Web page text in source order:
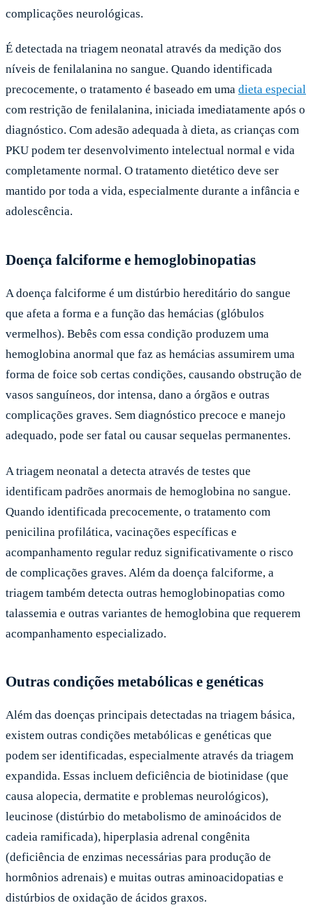
complicações neurológicas.
É detectada na triagem neonatal através da medição dos
níveis de fenilalanina no sangue. Quando identificada
precocemente, o tratamento é baseado em uma dieta especial
com restrição de fenilalanina, iniciada imediatamente após o
diagnóstico. Com adesão adequada à dieta, as crianças com
PKU podem ter desenvolvimento intelectual normal e vida
completamente normal. O tratamento dietético deve ser
mantido por toda a vida, especialmente durante a infância e
adolescência.
Doença falciforme e hemoglobinopatias
A doença falciforme é um distúrbio hereditário do sangue
que afeta a forma e a função das hemácias (glóbulos
vermelhos). Bebês com essa condição produzem uma
hemoglobina anormal que faz as hemácias assumirem uma
forma de foice sob certas condições, causando obstrução de
vasos sanguíneos, dor intensa, dano a órgãos e outras
complicações graves. Sem diagnóstico precoce e manejo
adequado, pode ser fatal ou causar sequelas permanentes.
A triagem neonatal a detecta através de testes que
identificam padrões anormais de hemoglobina no sangue.
Quando identificada precocemente, o tratamento com
penicilina profilática, vacinações específicas e
acompanhamento regular reduz significativamente o risco
de complicações graves. Além da doença falciforme, a
triagem também detecta outras hemoglobinopatias como
talassemia e outras variantes de hemoglobina que requerem
acompanhamento especializado.
Outras condições metabólicas e genéticas
Além das doenças principais detectadas na triagem básica,
existem outras condições metabólicas e genéticas que
podem ser identificadas, especialmente através da triagem
expandida. Essas incluem deficiência de biotinidase (que
causa alopecia, dermatite e problemas neurológicos),
leucinose (distúrbio do metabolismo de aminoácidos de
cadeia ramificada), hiperplasia adrenal congênita
(deficiência de enzimas necessárias para produção de
hormônios adrenais) e muitas outras aminoacidopatias e
distúrbios de oxidação de ácidos graxos.